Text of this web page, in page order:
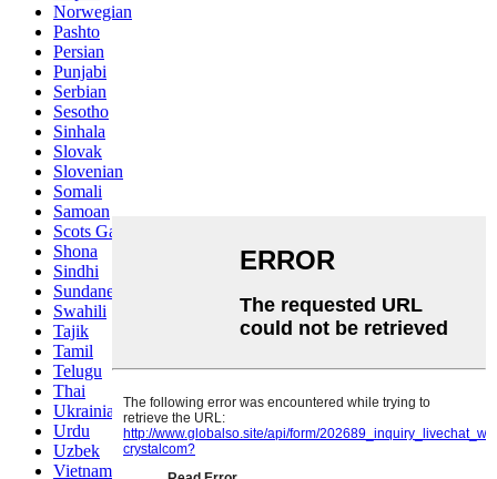
Norwegian
Pashto
Persian
Punjabi
Serbian
Sesotho
Sinhala
Slovak
Slovenian
Somali
Samoan
Scots Gaelic
Shona
Sindhi
Sundanese
Swahili
Tajik
Tamil
Telugu
Thai
Ukrainian
Urdu
Uzbek
Vietnamese